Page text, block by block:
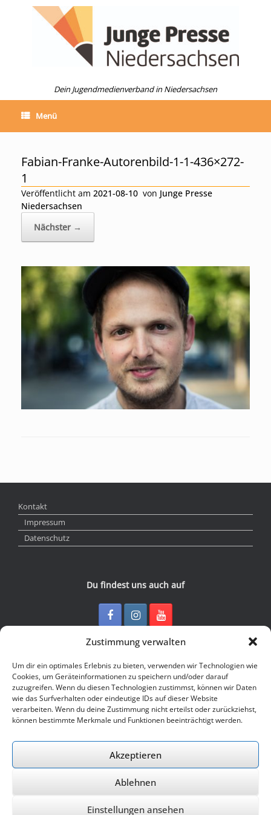
Zustimmung verwalten
Um dir ein optimales Erlebnis zu bieten, verwenden wir Technologien wie
Cookies, um Geräteinformationen zu speichern und/oder darauf
zuzugreifen. Wenn du diesen Technologien zustimmst, können wir Daten
wie das Surfverhalten oder eindeutige IDs auf dieser Website
verarbeiten. Wenn du deine Zustimmung nicht erteilst oder zurückziehst,
können bestimmte Merkmale und Funktionen beeinträchtigt werden.
Akzeptieren
Ablehnen
Einstellungen ansehen
Dein Jugendmedienverband in Niedersachsen
Menü
Fabian-Franke-Autorenbild-1-1-436×272-
1
Veröffentlicht am 2021-08-10 von Junge Presse
Niedersachsen
Nächster →
Kontakt
Impressum
Datenschutz
Du findest uns auch auf
Kontakt
Junge Presse Niedersachsen e.V.
Rückertstraße 10
30169 Hannover
© 2026 Junge Presse Niedersachsen e.V.